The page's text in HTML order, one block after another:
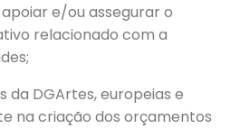
e/ou assegurar o
relacionado com a
da DGArtes, europeias e
na criação dos orçamentos